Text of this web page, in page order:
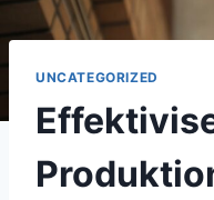
UNCATEGORIZED